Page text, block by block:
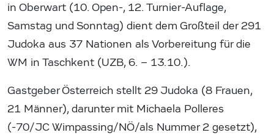
in Oberwart (10. Open-, 12. Turnier-Auflage,
Samstag und Sonntag) dient dem Großteil der 291
Judoka aus 37 Nationen als Vorbereitung für die
WM in Taschkent (UZB, 6. – 13.10.).
Gastgeber Österreich stellt 29 Judoka (8 Frauen,
21 Männer), darunter mit Michaela Polleres
(-70/JC Wimpassing/NÖ/als Nummer 2 gesetzt),